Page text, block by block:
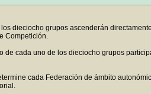
dieciocho grupos ascenderán
Competición.
cada uno de los dieciocho grupos
cada Federación de ámbito